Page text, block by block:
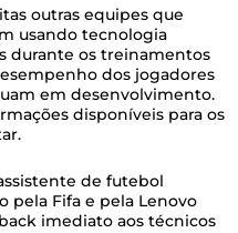
outras equipes que
usando tecnologia
durante os treinamentos
dos jogadores
em desenvolvimento.
disponíveis para os
de futebol
pela Fifa e pela Lenovo
imediato aos técnicos